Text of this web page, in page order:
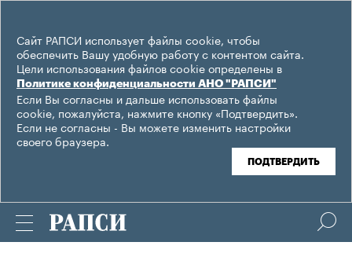
Сайт РАПСИ использует файлы cookie, чтобы
обеспечить Вашу удобную работу с контентом сайта.
Цели использования файлов cookie определены в
Политике конфиденциальности АНО "РАПСИ"
Если Вы согласны и дальше использовать файлы
cookie, пожалуйста, нажмите кнопку «Подтвердить».
Если не согласны - Вы можете изменить настройки
своего браузера.
ПОДТВЕРДИТЬ